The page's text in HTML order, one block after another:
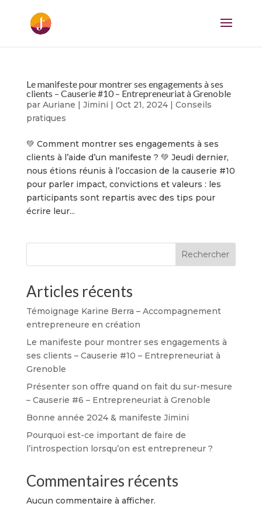
Le manifeste pour montrer ses engagements à ses
clients – Causerie #10 – Entrepreneuriat à Grenoble
par Auriane | Jimini | Oct 21, 2024| Conseils
pratiques
💚 Comment montrer ses engagements à ses
clients à l’aide d’un manifeste ? 💚 Jeudi dernier,
nous étions réunis à l’occasion de la causerie #10
pour parler impact, convictions et valeurs : les
participants sont repartis avec des tips pour
écrire leur...
Rechercher
Articles récents
Témoignage Karine Berra – Accompagnement
entrepreneure en création
Le manifeste pour montrer ses engagements à
ses clients – Causerie #10 – Entrepreneuriat à
Grenoble
Présenter son offre quand on fait du sur-mesure
– Causerie #6 – Entrepreneuriat à Grenoble
Bonne année 2024 & manifeste Jimini
Pourquoi est-ce important de faire de
l’introspection lorsqu’on est entrepreneur ?
Commentaires récents
Aucun commentaire à afficher.